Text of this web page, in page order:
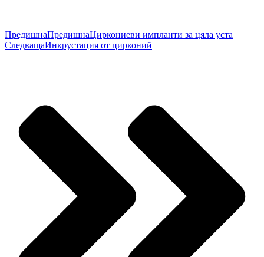
ПредишнаПредишнаЦиркониеви импланти за цяла уста
СледващаИнкрустация от цирконий